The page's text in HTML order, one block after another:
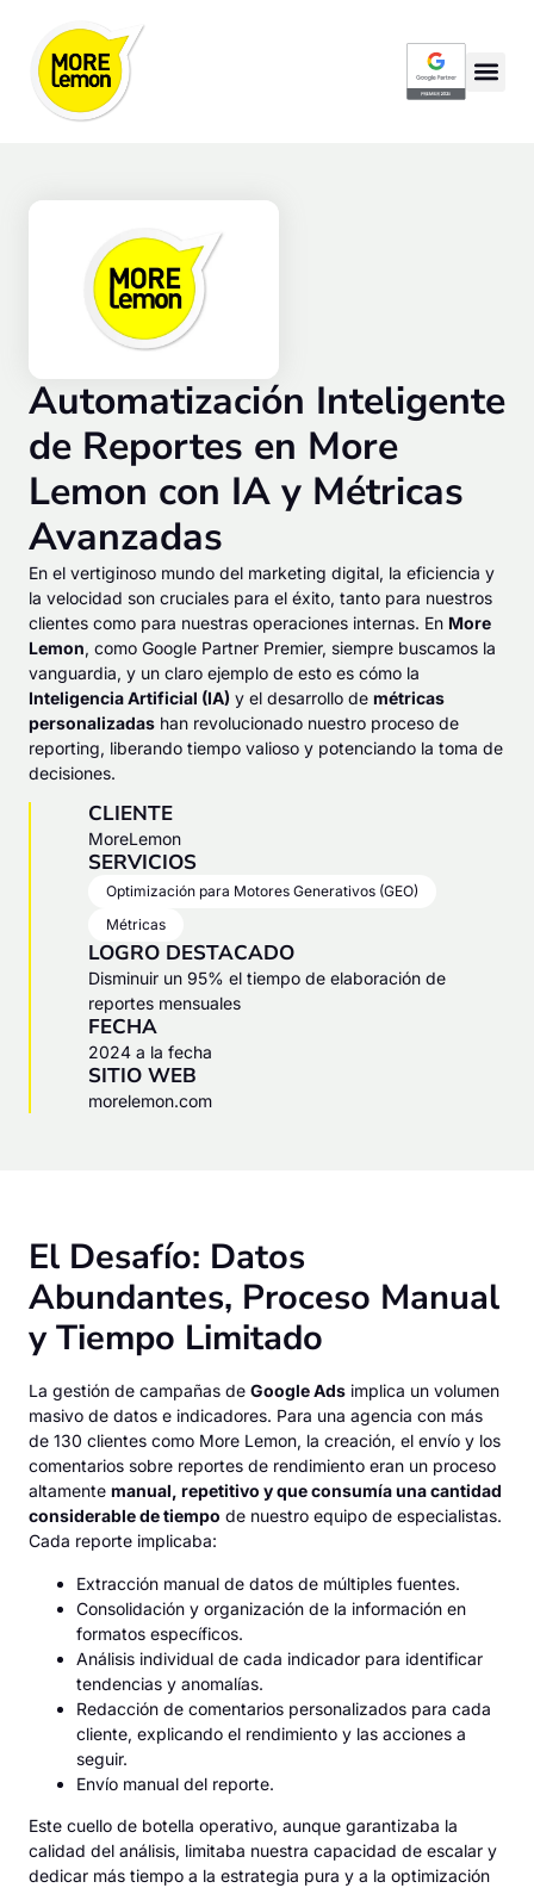
Automatización Inteligente
de Reportes en More
Lemon con IA y Métricas
Avanzadas
En el vertiginoso mundo del marketing digital, la eficiencia y
la velocidad son cruciales para el éxito, tanto para nuestros
clientes como para nuestras operaciones internas. En More
Lemon, como Google Partner Premier, siempre buscamos la
vanguardia, y un claro ejemplo de esto es cómo la
Inteligencia Artificial (IA) y el desarrollo de métricas
personalizadas han revolucionado nuestro proceso de
reporting, liberando tiempo valioso y potenciando la toma de
decisiones.
CLIENTE
MoreLemon
SERVICIOS
Optimización para Motores Generativos (GEO)
Métricas
LOGRO DESTACADO
Disminuir un 95% el tiempo de elaboración de
reportes mensuales
FECHA
2024 a la fecha
SITIO WEB
morelemon.com
El Desafío: Datos
Abundantes, Proceso Manual
y Tiempo Limitado
La gestión de campañas de Google Ads implica un volumen
masivo de datos e indicadores. Para una agencia con más
de 130 clientes como More Lemon, la creación, el envío y los
comentarios sobre reportes de rendimiento eran un proceso
altamente manual, repetitivo y que consumía una cantidad
considerable de tiempo de nuestro equipo de especialistas.
Cada reporte implicaba:
Extracción manual de datos de múltiples fuentes.
Consolidación y organización de la información en
formatos específicos.
Análisis individual de cada indicador para identificar
tendencias y anomalías.
Redacción de comentarios personalizados para cada
cliente, explicando el rendimiento y las acciones a
seguir.
Envío manual del reporte.
Este cuello de botella operativo, aunque garantizaba la
calidad del análisis, limitaba nuestra capacidad de escalar y
dedicar más tiempo a la estrategia pura y a la optimización